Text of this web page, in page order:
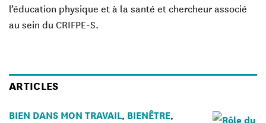
l’éducation physique et à la santé et chercheur associé
au sein du CRIFPE-S.
ARTICLES
BIEN DANS MON TRAVAIL, BIENÊTRE,